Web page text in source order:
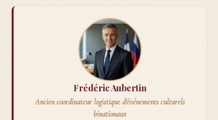
Frédéric Aubertin
Ancien coordinateur logistique d'événements culturels
binationaux